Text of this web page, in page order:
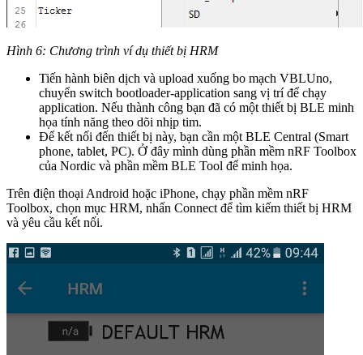
Hình 6: Chương trình ví dụ thiết bị HRM
Tiến hành biên dịch và upload xuống bo mạch VBLUno,
chuyển switch bootloader-application sang vị trí để chạy
application. Nếu thành công bạn đã có một thiết bị BLE minh
họa tính năng theo dõi nhịp tim.
Để kết nối đến thiết bị này, bạn cần một BLE Central (Smart
phone, tablet, PC). Ở đây mình dùng phần mềm nRF Toolbox
của Nordic và phần mềm BLE Tool để minh họa.
Trên điện thoại Android hoặc iPhone, chạy phần mềm nRF
Toolbox, chọn mục HRM, nhấn Connect để tìm kiếm thiết bị HRM
và yêu cầu kết nối.